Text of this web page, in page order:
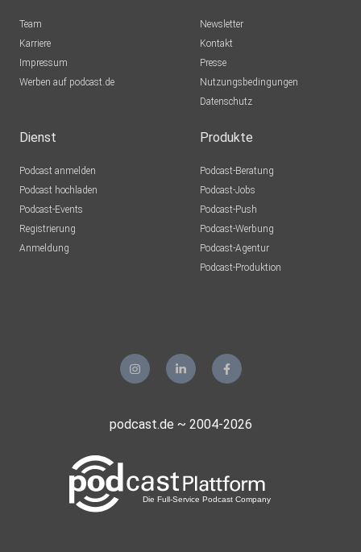
Team
Karriere
Impressum
Werben auf podcast.de
Newsletter
Kontakt
Presse
Nutzungsbedingungen
Datenschutz
Dienst
Podcast anmelden
Podcast hochladen
Podcast-Events
Registrierung
Anmeldung
Produkte
Podcast-Beratung
Podcast-Jobs
Podcast-Push
Podcast-Werbung
Podcast-Agentur
Podcast-Produktion
podcast.de ~ 2004-2026